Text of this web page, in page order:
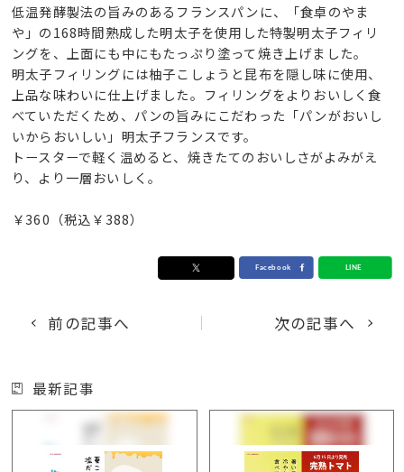
低温発酵製法の旨みのあるフランスパンに、「食卓のやま
や」の168時間熟成した明太子を使用した特製明太子フィリ
ングを、上面にも中にもたっぷり塗って焼き上げました。
明太子フィリングには柚子こしょうと昆布を隠し味に使用、
上品な味わいに仕上げました。フィリングをよりおいしく食
べていただくため、パンの旨みにこだわった「パンがおいし
いからおいしい」明太子フランスです。
トースターで軽く温めると、焼きたてのおいしさがよみがえ
り、より一層おいしく。
￥360（税込￥388）
前の記事へ 次の記事へ
最新記事